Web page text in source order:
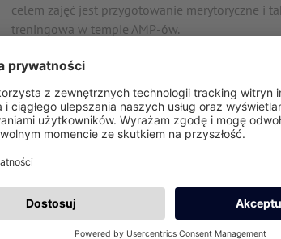
celem zajęć jest przygotowanie merytoryczne i
treningowa w tempie AMP-ów.
Osoby o mniejszych umiejętnościach też są mile
TRENINGI:
TRENER: